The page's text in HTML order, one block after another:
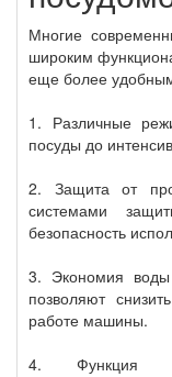
Многие
широким
еще более
1. Различные
посуды до
2. Защита от
системами
безопасность
3. Экономия воды
позволяют
работе машины.
4. Функция